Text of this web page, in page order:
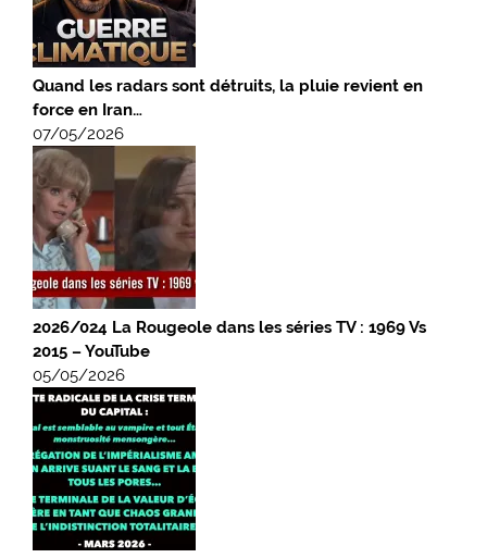
Quand les radars sont détruits, la pluie revient en
force en Iran…
07/05/2026
2026/024 La Rougeole dans les séries TV : 1969 Vs
2015 – YouTube
05/05/2026